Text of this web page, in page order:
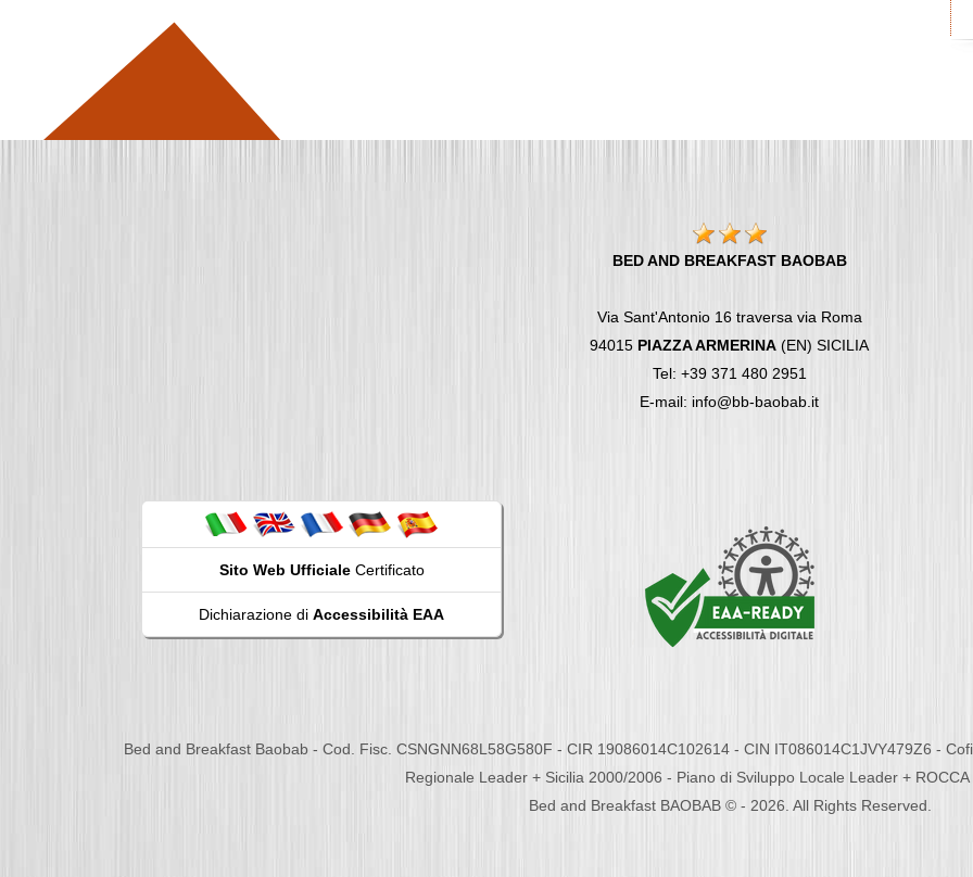
BED AND BREAKFAST BAOBAB
Via Sant'Antonio 16 traversa via Roma
94015 PIAZZA ARMERINA (EN) SICILIA
Tel: +39 371 480 2951
E-mail: info@bb-baobab.it
Sito Web UfficialeCertificato
Dichiarazione di Accessibilità EAA
Bed and Breakfast Baobab - Cod. Fisc. CSNGNN68L58G580F - CIR 19086014C102614 - CIN IT086014C1JVY479Z6 -
Regionale Leader + Sicilia 2000/2006 - Piano di Sviluppo Locale Leader + ROCCA
Bed and Breakfast BAOBAB © - 2026. All Rights Reserved.